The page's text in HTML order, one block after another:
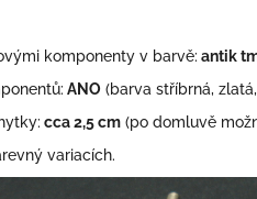
komponenty v barvě: antik
ANO (barva stříbrná,
cca 2,5 cm (po domluvě
variacích.